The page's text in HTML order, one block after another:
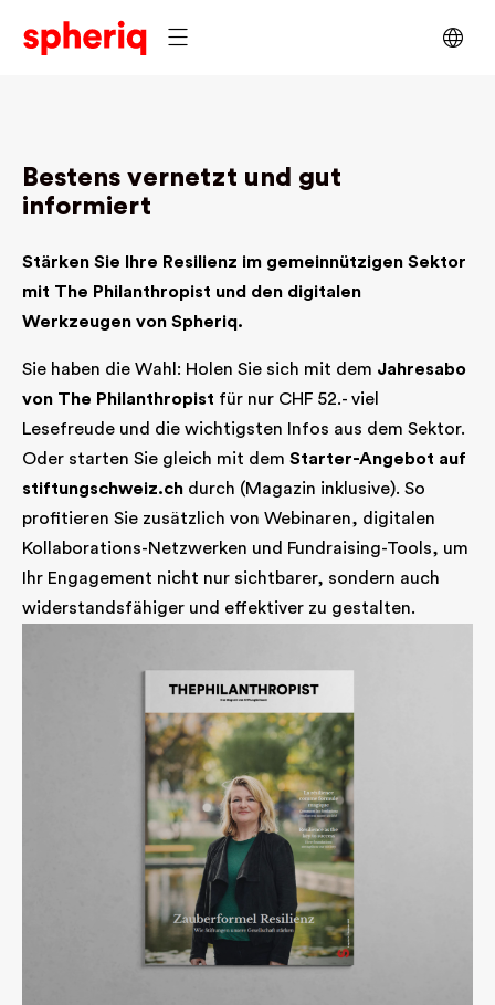
Bestens vernetzt und gut
informiert
Stärken Sie Ihre Resilienz im gemeinnützigen Sektor
mit The Philanthropist und den digitalen
Werkzeugen von Spheriq.
Sie haben die Wahl: Holen Sie sich mit dem Jahresabo
von The Philanthropist für nur CHF 52.- viel
Lesefreude und die wichtigsten Infos aus dem Sektor.
Oder starten Sie gleich mit dem Starter-Angebot auf
stiftungs­chweiz.ch durch (Magazin inklusive). So
profitieren Sie zu­sätzlich von Webinaren, digitalen
Kollaborations-Netzwerken und Fundraising-Tools, um
Ihr Engagement nicht nur sichtbarer, sondern auch
widerstandsfähiger und effektiver zu gestalten.